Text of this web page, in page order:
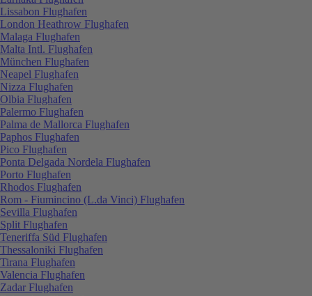
Lissabon Flughafen
London Heathrow Flughafen
Malaga Flughafen
Malta Intl. Flughafen
München Flughafen
Neapel Flughafen
Nizza Flughafen
Olbia Flughafen
Palermo Flughafen
Palma de Mallorca Flughafen
Paphos Flughafen
Pico Flughafen
Ponta Delgada Nordela Flughafen
Porto Flughafen
Rhodos Flughafen
Rom - Fiumincino (L.da Vinci) Flughafen
Sevilla Flughafen
Split Flughafen
Teneriffa Süd Flughafen
Thessaloniki Flughafen
Tirana Flughafen
Valencia Flughafen
Zadar Flughafen